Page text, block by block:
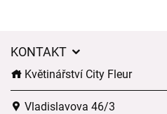
KONTAKT
Květinářství City Fleur
Vladislavova 46/3